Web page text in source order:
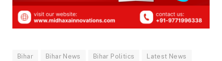
Bihar Bihar News Bihar Politics Latest News